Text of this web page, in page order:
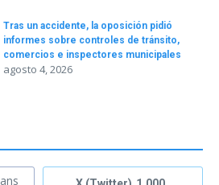
Tras un accidente, la oposición pidió
informes sobre controles de tránsito,
comercios e inspectores municipales
agosto 4, 2026